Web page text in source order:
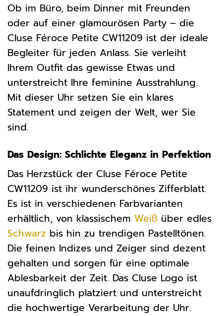
Ob im Büro, beim Dinner mit Freunden
oder auf einer glamourösen Party – die
Cluse Féroce Petite CW11209 ist der ideale
Begleiter für jeden Anlass. Sie verleiht
Ihrem Outfit das gewisse Etwas und
unterstreicht Ihre feminine Ausstrahlung.
Mit dieser Uhr setzen Sie ein klares
Statement und zeigen der Welt, wer Sie
sind.
Das Design: Schlichte Eleganz in Perfektion
Das Herzstück der Cluse Féroce Petite
CW11209 ist ihr wunderschönes Zifferblatt.
Es ist in verschiedenen Farbvarianten
erhältlich, von klassischem Weiß über edles
Schwarz bis hin zu trendigen Pastelltönen.
Die feinen Indizes und Zeiger sind dezent
gehalten und sorgen für eine optimale
Ablesbarkeit der Zeit. Das Cluse Logo ist
unaufdringlich platziert und unterstreicht
die hochwertige Verarbeitung der Uhr.